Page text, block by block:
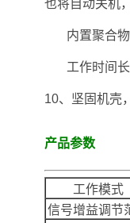
也将自动关机
内置聚合物
工作时间长
10、坚固机壳
产品参数
工作模式
信号增益调节